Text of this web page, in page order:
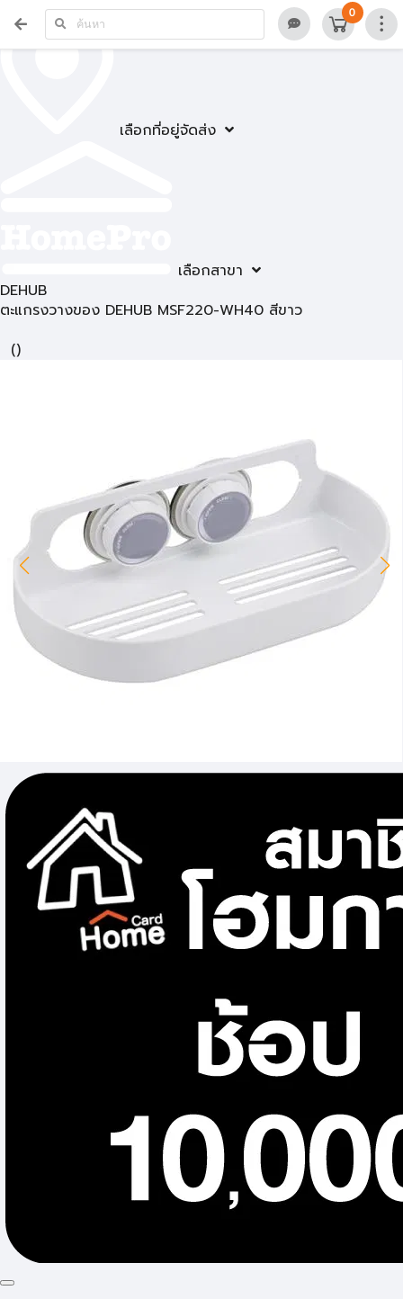
เลือกที่อยู่จัดส่ง
เลือกสาขา
0
DEHUB
ตะแกรงวางของ DEHUB MSF220-WH40 สีขาว
()